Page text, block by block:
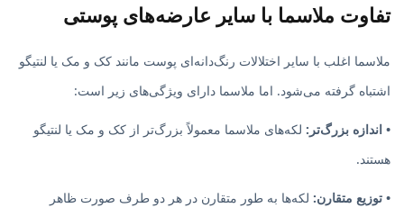
تفاوت ملاسما با سایر عارضه‌های پوستی
ملاسما اغلب با سایر اختلالات رنگ‌دانه‌ای پوست مانند کک و مک یا لنتیگو
اشتباه گرفته می‌شود. اما ملاسما دارای ویژگی‌های زیر است:
• اندازه بزرگ‌تر: لکه‌های ملاسما معمولاً بزرگ‌تر از کک و مک یا لنتیگو
هستند.
• توزیع متقارن: لکه‌ها به طور متقارن در هر دو طرف صورت ظاهر